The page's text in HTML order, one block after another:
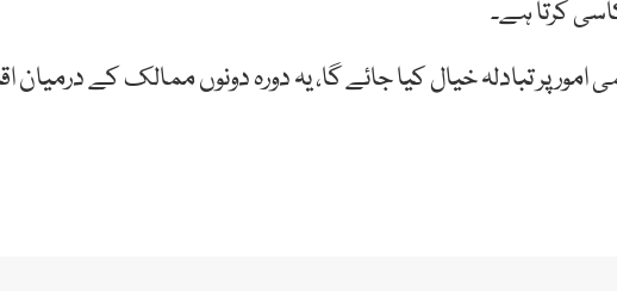
کرتا ہے۔
امور پر تبادلہ خیال کیا جائے گا، یہ دورہ دونوں ممالک کے درمیان